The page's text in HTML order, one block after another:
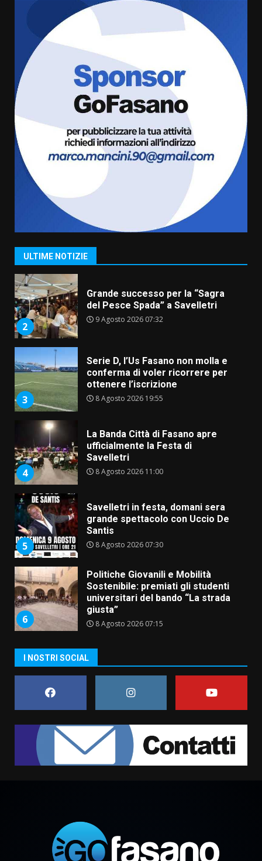
ULTIME NOTIZIE
grande spettacolo con Uccio De
Santis
8 Agosto 2026 07:30
Politiche Giovanili e Mobilità
Sostenibile: premiati gli studenti
universitari del bando “La strada
giusta”
8 Agosto 2026 07:15
“I Contestatori: Musica di
Rivoluzione”: nuovo
appuntamento con “Fasano in
Banda”
7 Agosto 2026 06:05
1
TARI, Scianaro: “Uniti per una
proposta concreta di
abbattimento per i cittadini
2
Grande successo per la “Sagra
del Pesce Spada” a Savelletri
9 Agosto 2026 07:32
3
Serie D, l’Us Fasano non molla e
conferma di voler ricorrere per
ottenere l’iscrizione
8 Agosto 2026 19:55
4
La Banda Città di Fasano apre
ufficialmente la Festa di
Savelletri
8 Agosto 2026 11:00
5
Savelletri in festa, domani sera
grande spettacolo con Uccio De
Santis
8 Agosto 2026 07:30
6
Politiche Giovanili e Mobilità
Sostenibile: premiati gli studenti
universitari del bando “La strada
giusta”
8 Agosto 2026 07:15
“I Contestatori: Musica di
Rivoluzione”: nuovo
7 Agosto 2026 06:05
1
proposta concreta di
abbattimento per i cittadini
fasanesi”
9 Agosto 2026 07:32
I NOSTRI SOCIAL